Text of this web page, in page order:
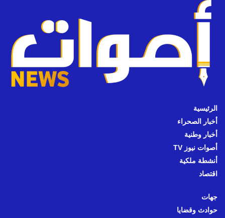
الرئيسية
أخبار الصحراء
أخبار وطنية
أصوات نيوز TV
أنشطة ملكية
اقتصاد
جهات
حوادث وقضايا